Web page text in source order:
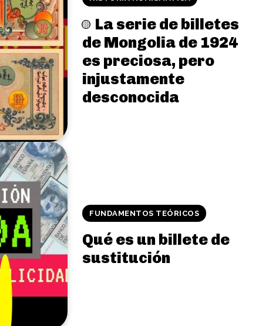
La serie de billetes
de Mongolia de 1924
es preciosa, pero
injustamente
desconocida
FUNDAMENTOS TEÓRICOS
Qué es un billete de
sustitución